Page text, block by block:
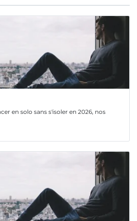
en solo sans s'isoler en 2026, nos